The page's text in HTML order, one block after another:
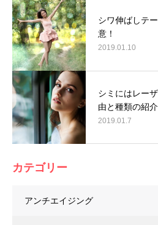
シワ伸ばしテ
意！
2019.01.10
シミにはレー
由と種類の紹介
2019.01.7
カテゴリー
アンチエイジング